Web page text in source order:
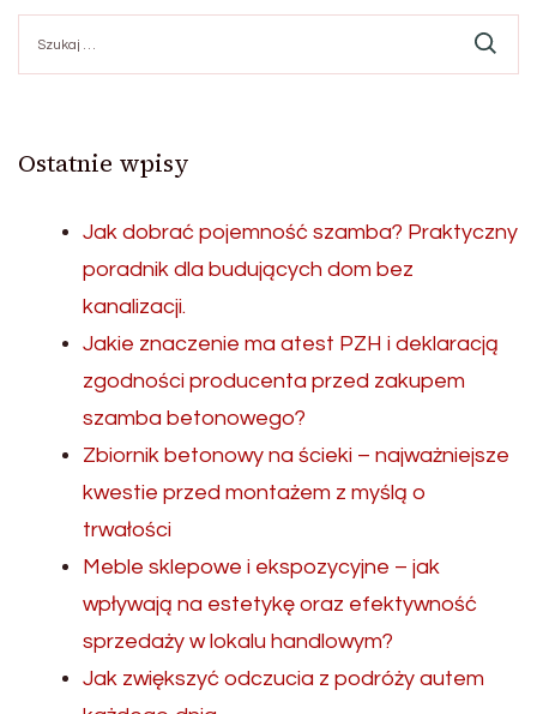
Ostatnie wpisy
Jak dobrać pojemność szamba? Praktyczny
poradnik dla budujących dom bez
kanalizacji.
Jakie znaczenie ma atest PZH i deklaracją
zgodności producenta przed zakupem
szamba betonowego?
Zbiornik betonowy na ścieki – najważniejsze
kwestie przed montażem z myślą o
trwałości
Meble sklepowe i ekspozycyjne – jak
wpływają na estetykę oraz efektywność
sprzedaży w lokalu handlowym?
Jak zwiększyć odczucia z podróży autem